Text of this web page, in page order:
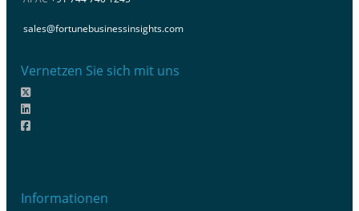
sales@fortunebusinessinsights.com
Vernetzen Sie sich mit uns
Informationen